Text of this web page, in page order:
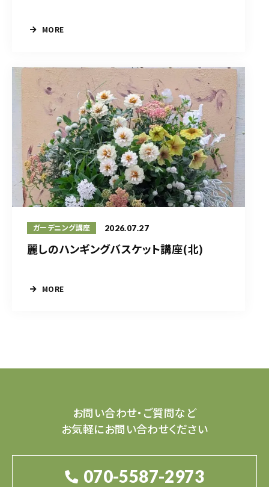
MORE
ガーデニング講座 2026.07.27
麗しのハンギングバスケット講座(北)
MORE
お問い合わせ・ご質問など
お気軽にお問い合わせください
070-5587-2973